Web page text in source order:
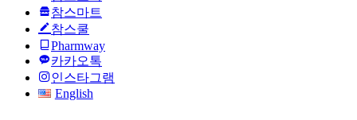
참스마트
참스쿨
Pharmway
카카오톡
인스타그램
English